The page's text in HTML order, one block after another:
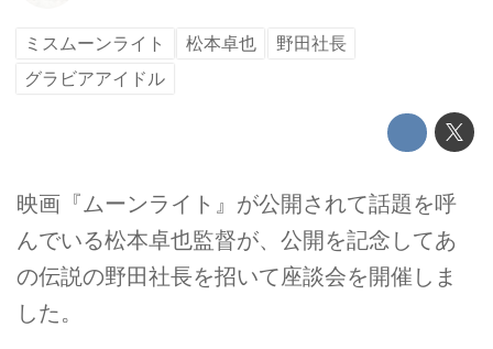
ミスムーンライト 松本卓也
野田社長
グラビアアイドル
映画『ムーンライト』が公開されて話題を呼
んでいる松本卓也監督が、公開を記念してあ
の伝説の野田社長を招いて座談会を開催しま
した。